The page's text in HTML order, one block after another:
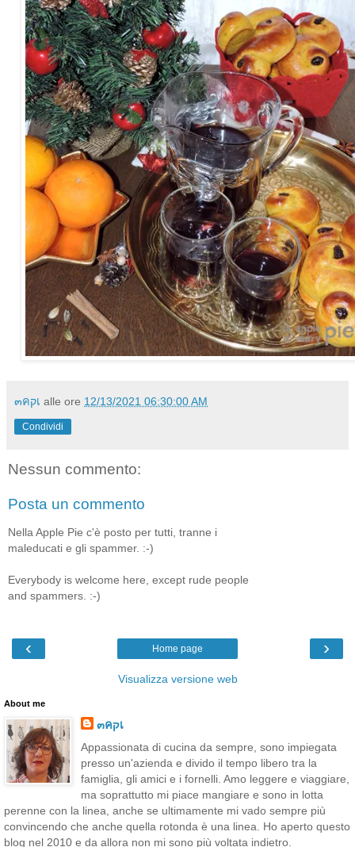
๓คקเ alle ore 12/13/2021 06:30:00 AM
Condividi
Nessun commento:
Posta un commento
Nella Apple Pie c'è posto per tutti, tranne i
maleducati e gli spammer. :-)
Everybody is welcome here, except rude people
and spammers. :-)
‹ ›
Home page
Visualizza versione web
About me
๓คקเ
Appassionata di cucina da sempre, sono impiegata
presso un'azienda e divido il tempo libero tra la
famiglia, gli amici e i fornelli. Amo leggere e viaggiare,
ma soprattutto mi piace mangiare e sono in lotta
perenne con la linea, anche se ultimamente mi vado sempre più
convincendo che anche quella rotonda è una linea. Ho aperto questo
blog nel 2010 e da allora non mi sono più voltata indietro.